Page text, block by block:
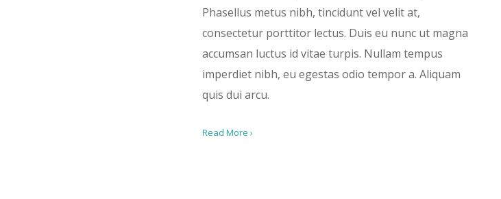
Phasellus metus nibh, tincidunt vel velit at,
consectetur porttitor lectus. Duis eu nunc ut magna
accumsan luctus id vitae turpis. Nullam tempus
imperdiet nibh, eu egestas odio tempor a. Aliquam
quis dui arcu.
Read More ›